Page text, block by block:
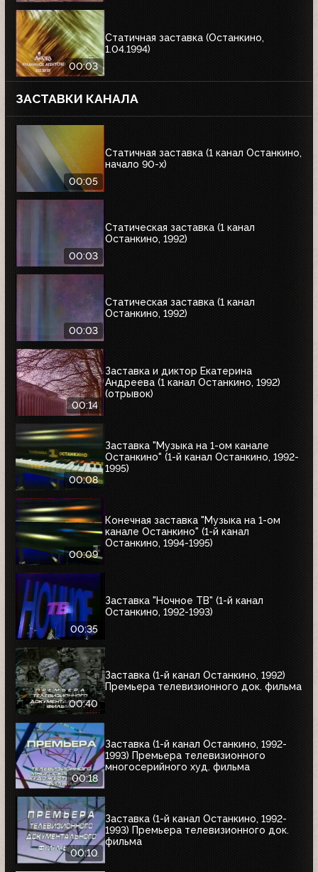
00:03
Статичная заставка (Останкино,
1.04.1994)
ЗАСТАВКИ КАНАЛА
00:05
Статичная заставка (1 канал Останкино,
начало 90-х)
00:03
Статическая заставка (1 канал
Останкино, 1992)
00:03
Статическая заставка (1 канал
Останкино, 1992)
00:14
Заставка и диктор Екатерина
Андреева (1 канал Останкино, 1992)
(отрывок)
00:08
Заставка "Музыка на 1-ом канале
Останкино" (1-й канал Останкино, 1992-
1995)
00:09
Конечная заставка "Музыка на 1-ом
канале Останкино" (1-й канал
Останкино, 1994-1995)
00:35
Заставка "Ночное ТВ" (1-й канал
Останкино, 1992-1993)
00:40
Заставка (1-й канал Останкино, 1992)
Премьера телевизионного док. фильма
00:18
Заставка (1-й канал Останкино, 1992-
1993) Премьера телевизионного
многосерийного худ. фильма
00:10
Заставка (1-й канал Останкино, 1992-
1993) Премьера телевизионного док.
фильма